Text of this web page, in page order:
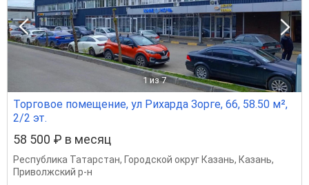
1 из 7
Торговое помещение, ул Рихарда Зорге, 66, 58.50 м²,
2/2 эт.
58 500 ₽ в месяц
Республика Татарстан, Городской округ Казань, Казань,
Приволжский р-н